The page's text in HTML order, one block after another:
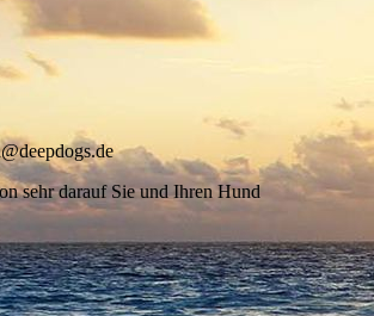
sehr darauf Sie und Ihren Hund